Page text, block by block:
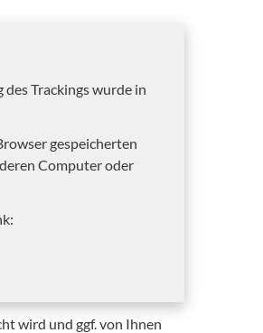
Trackings wurde in
gespeicherten
Computer oder
wird und ggf. von Ihnen